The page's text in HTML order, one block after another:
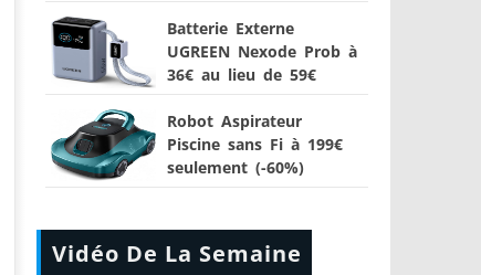
Batterie Externe
UGREEN Nexode Prob à
36€ au lieu de 59€
Robot Aspirateur
Piscine sans Fi à 199€
seulement (-60%)
Vidéo De La Semaine